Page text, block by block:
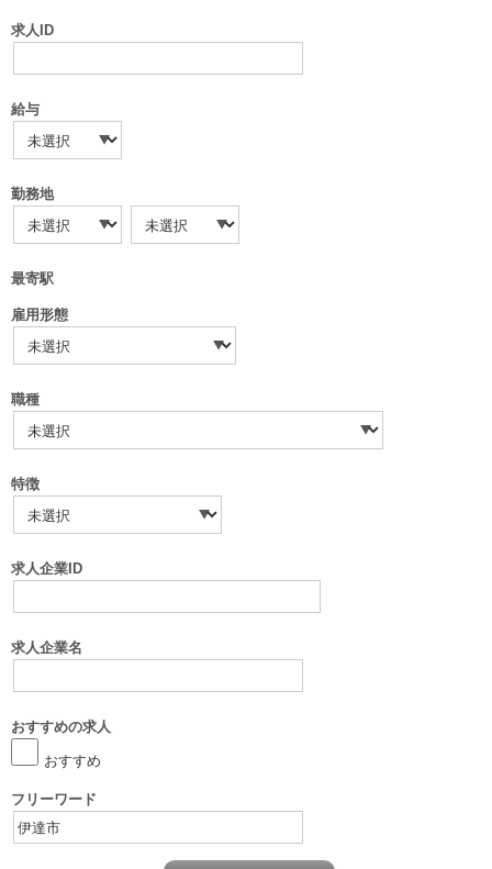
求人ID
給与
勤務地
最寄駅
雇用形態
職種
特徴
求人企業ID
求人企業名
おすすめの求人
おすすめ
フリーワード